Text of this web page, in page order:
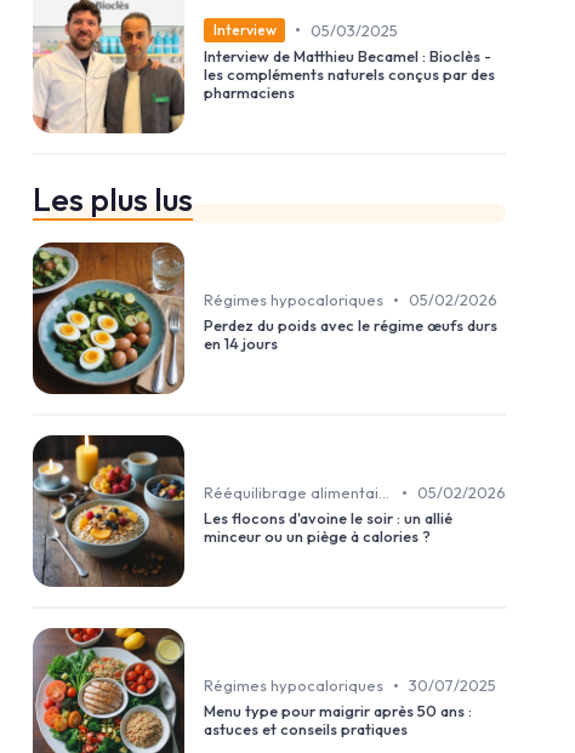
Interview •
05/03/2025
Interview de Matthieu Becamel : Bioclès -
les compléments naturels conçus par des
pharmaciens
Les plus lus
Régimes hypocaloriques •
05/02/2026
Perdez du poids avec le régime œufs durs
en 14 jours
Rééquilibrage alimentaire •
05/02/2026
Les flocons d'avoine le soir : un allié
minceur ou un piège à calories ?
Régimes hypocaloriques • 30/07/2025
Menu type pour maigrir après 50 ans :
astuces et conseils pratiques